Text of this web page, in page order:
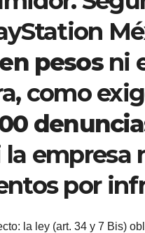
pesosni
como
la
por
la ley (art. 34 y 7 Bis)